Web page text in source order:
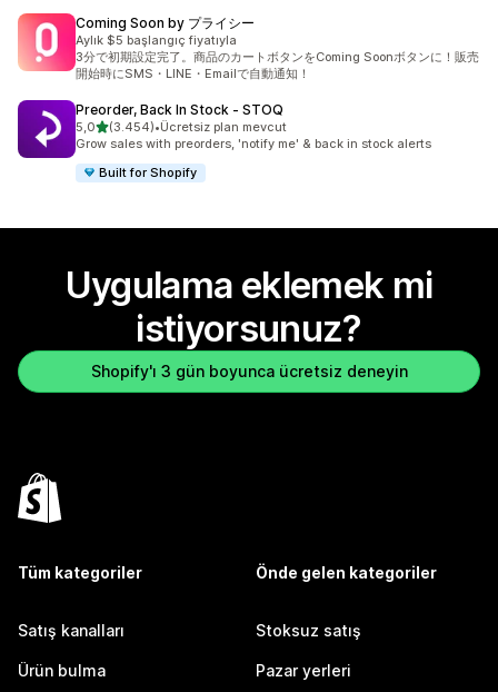
Coming Soon by プライシー
Aylık $5 başlangıç fiyatıyla
3分で初期設定完了。商品のカートボタンをComing Soonボタンに！販売
開始時にSMS・LINE・Emailで自動通知！
Preorder, Back In Stock ‑ STOQ
5,05 yıldız üzerinden
(3.454)
toplam 3454 değerlendirme
•Ücretsiz plan mevcut
Grow sales with preorders, 'notify me' & back in stock alerts
Built for Shopify
Uygulama eklemek mi
istiyorsunuz?
Shopify'ı 3 gün boyunca ücretsiz deneyin
Tüm kategoriler
Satış kanalları
Ürün bulma
Önde gelen kategoriler
Stoksuz satış
Pazar yerleri